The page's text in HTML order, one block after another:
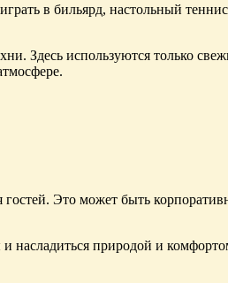
в бильярд, настольный
Здесь используются только
Это может быть
насладиться природой и